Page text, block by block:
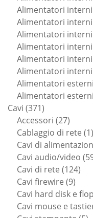
Alimentatori interni
Alimentatori interni
Alimentatori interni
Alimentatori interni
Alimentatori interni
Alimentatori interni
Alimentatori esterni
Alimentatori
Cavi 371371
prodotti
Accessori 2727
prodotti
Cablaggio di rete 11
Cavi di
Cavi audio/video
Cavi di rete 124124
Cavi firewire 99
Cavi hard disk e
Cavi mouse e